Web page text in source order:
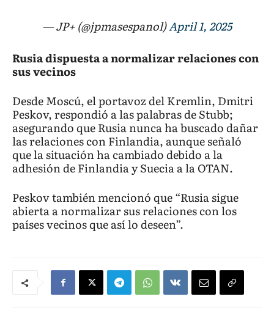
— JP+ (@jpmasespanol)April 1, 2025
Rusia dispuesta a normalizar relaciones con
sus vecinos
Desde Moscú, el portavoz del Kremlin, Dmitri
Peskov, respondió a las palabras de Stubb;
asegurando que Rusia nunca ha buscado dañar
las relaciones con Finlandia, aunque señaló
que la situación ha cambiado debido a la
adhesión de Finlandia y Suecia a la OTAN.
Peskov también mencionó que “Rusia sigue
abierta a normalizar sus relaciones con los
países vecinos que así lo deseen”.